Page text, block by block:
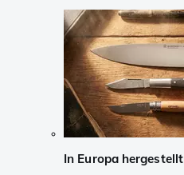
In Europa hergestellt